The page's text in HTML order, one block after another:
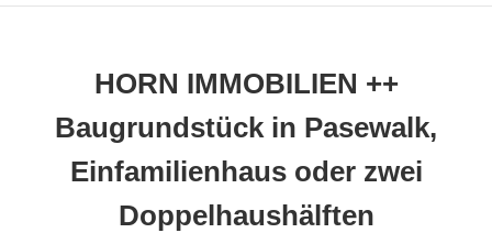
HORN IMMOBILIEN ++
Baugrundstück in Pasewalk,
Einfamilienhaus oder zwei
Doppelhaushälften